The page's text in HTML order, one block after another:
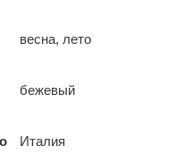
весна, лето
бежевый
Италия